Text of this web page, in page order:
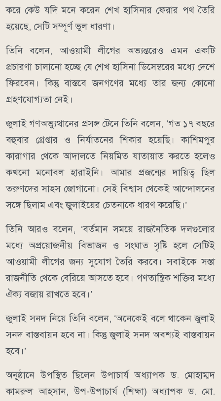
করে কেউ যদি মনে করেন শেখ হাসিনার ফেরার পথ তৈরি
হয়েছে, সেটি সম্পূর্ণ ভুল ধারণা।
তিনি বলেন, আওয়ামী লীগের অভ্যন্তরেও এমন একটি
প্রচারণা চালানো হচ্ছে যে শেখ হাসিনা ডিসেম্বরের মধ্যে দেশে
ফিরবেন। কিন্তু বাস্তবে জনগণের মধ্যে তার জন্য কোনো
গ্রহণযোগ্যতা নেই।
জুলাই গণঅভ্যুত্থানের প্রসঙ্গ টেনে তিনি বলেন, ‘গত ১৭ বছরে
বহুবার গ্রেপ্তার ও নির্যাতনের শিকার হয়েছি। কাশিমপুর
কারাগার থেকে আদালতে নিয়মিত যাতায়াত করতে হলেও
কখনো মনোবল হারাইনি। আমার প্রজন্মের দায়িত্ব ছিল
তরুণদের সাহস জোগানো। সেই বিশ্বাস থেকেই আন্দোলনের
সঙ্গে ছিলাম এবং জুলাইয়ের চেতনাকে ধারণ করেছি।’
তিনি আরও বলেন, ‘বর্তমান সময়ে রাজনৈতিক দলগুলোর
মধ্যে অপ্রয়োজনীয় বিভাজন ও সংঘাত সৃষ্টি হলে সেটিই
আওয়ামী লীগের জন্য সুযোগ তৈরি করবে। সবাইকে সস্তা
রাজনীতি থেকে বেরিয়ে আসতে হবে। গণতান্ত্রিক শক্তির মধ্যে
ঐক্য বজায় রাখতে হবে।’
জুলাই সনদ নিয়ে তিনি বলেন, ‘অনেকেই বলে থাকেন জুলাই
সনদ বাস্তবায়ন হবে না। কিন্তু জুলাই সনদ অবশ্যই বাস্তবায়ন
হবে।’
অনুষ্ঠানে উপস্থিত ছিলেন উপাচার্য অধ্যাপক ড. মোহাম্মদ
কামরুল আহসান, উপ-উপাচার্য (শিক্ষা) অধ্যাপক ড. মো.